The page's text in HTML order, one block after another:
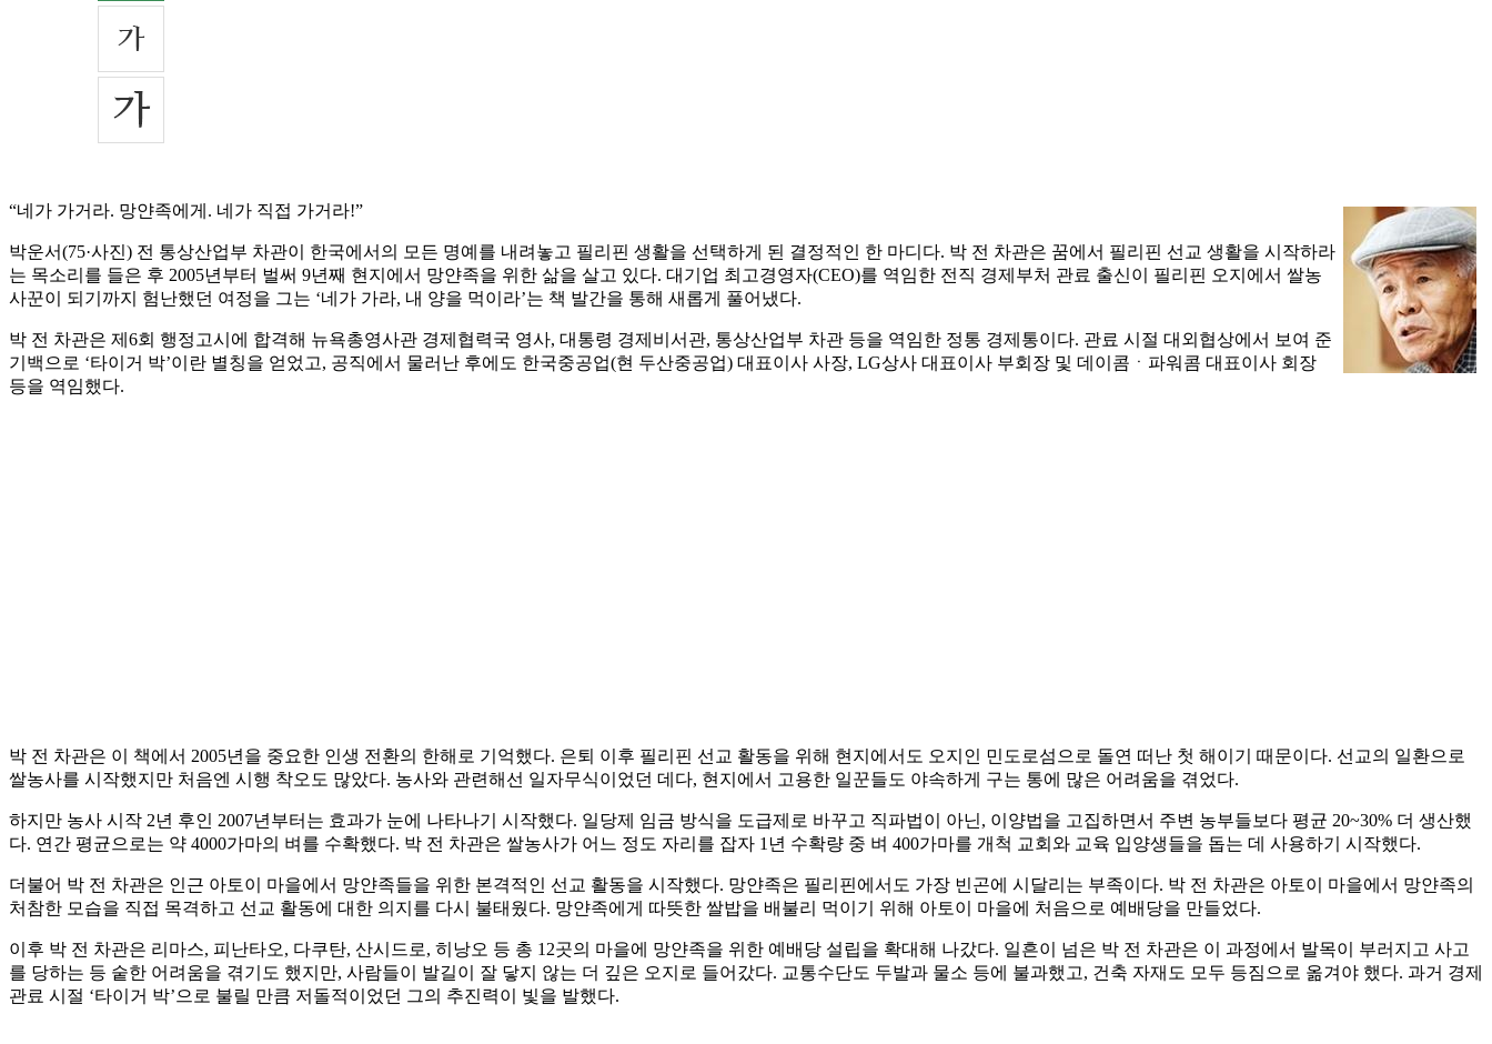
“네가 가거라. 망얀족에게. 네가 직접 가거라!”
박운서(75·사진) 전 통상산업부 차관이 한국에서의 모든 명예를 내려놓고 필리핀 생활을 선택하게 된 결정적인 한 마디다. 박 전 차관은 꿈에서 필리핀 선교 생활을 시작하라
는 목소리를 들은 후 2005년부터 벌써 9년째 현지에서 망얀족을 위한 삶을 살고 있다. 대기업 최고경영자(CEO)를 역임한 전직 경제부처 관료 출신이 필리핀 오지에서 쌀농
사꾼이 되기까지 험난했던 여정을 그는 ‘네가 가라, 내 양을 먹이라’는 책 발간을 통해 새롭게 풀어냈다.
박 전 차관은 제6회 행정고시에 합격해 뉴욕총영사관 경제협력국 영사, 대통령 경제비서관, 통상산업부 차관 등을 역임한 정통 경제통이다. 관료 시절 대외협상에서 보여 준
기백으로 ‘타이거 박’이란 별칭을 얻었고, 공직에서 물러난 후에도 한국중공업(현 두산중공업) 대표이사 사장, LG상사 대표이사 부회장 및 데이콤ㆍ파워콤 대표이사 회장
등을 역임했다.
박 전 차관은 이 책에서 2005년을 중요한 인생 전환의 한해로 기억했다. 은퇴 이후 필리핀 선교 활동을 위해 현지에서도 오지인 민도로섬으로 돌연 떠난 첫 해이기 때문이다. 선교의 일환으로
쌀농사를 시작했지만 처음엔 시행 착오도 많았다. 농사와 관련해선 일자무식이었던 데다, 현지에서 고용한 일꾼들도 야속하게 구는 통에 많은 어려움을 겪었다.
하지만 농사 시작 2년 후인 2007년부터는 효과가 눈에 나타나기 시작했다. 일당제 임금 방식을 도급제로 바꾸고 직파법이 아닌, 이양법을 고집하면서 주변 농부들보다 평균 20~30% 더 생산했
다. 연간 평균으로는 약 4000가마의 벼를 수확했다. 박 전 차관은 쌀농사가 어느 정도 자리를 잡자 1년 수확량 중 벼 400가마를 개척 교회와 교육 입양생들을 돕는 데 사용하기 시작했다.
더불어 박 전 차관은 인근 아토이 마을에서 망얀족들을 위한 본격적인 선교 활동을 시작했다. 망얀족은 필리핀에서도 가장 빈곤에 시달리는 부족이다. 박 전 차관은 아토이 마을에서 망얀족의
처참한 모습을 직접 목격하고 선교 활동에 대한 의지를 다시 불태웠다. 망얀족에게 따뜻한 쌀밥을 배불리 먹이기 위해 아토이 마을에 처음으로 예배당을 만들었다.
이후 박 전 차관은 리마스, 피난타오, 다쿠탄, 산시드로, 히낭오 등 총 12곳의 마을에 망얀족을 위한 예배당 설립을 확대해 나갔다. 일흔이 넘은 박 전 차관은 이 과정에서 발목이 부러지고 사고
를 당하는 등 숱한 어려움을 겪기도 했지만, 사람들이 발길이 잘 닿지 않는 더 깊은 오지로 들어갔다. 교통수단도 두발과 물소 등에 불과했고, 건축 자재도 모두 등짐으로 옮겨야 했다. 과거 경제
관료 시절 ‘타이거 박’으로 불릴 만큼 저돌적이었던 그의 추진력이 빛을 발했다.